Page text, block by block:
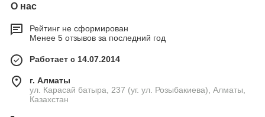
О нас
Рейтинг не сформирован
Менее 5 отзывов за последний год
Работает с 14.07.2014
г. Алматы
ул. Карасай батыра, 237 (уг. ул. Розыбакиева), Алматы,
Казахстан